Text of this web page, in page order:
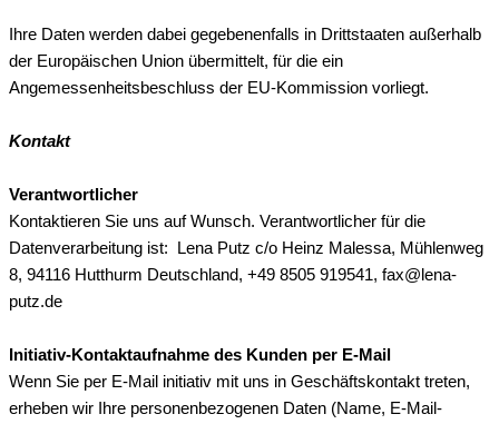
Ihre Daten werden dabei gegebenenfalls in Drittstaaten außerhalb
der Europäischen Union übermittelt, für die ein
Angemessenheitsbeschluss der EU-Kommission vorliegt.
Kontakt
Verantwortlicher
Kontaktieren Sie uns auf Wunsch. Verantwortlicher für die
Datenverarbeitung ist: Lena Putz c/o Heinz Malessa, Mühlenweg
8, 94116 Hutthurm Deutschland, +49 8505 919541, fax@lena-
putz.de
Initiativ-Kontaktaufnahme des Kunden per E-Mail
Wenn Sie per E-Mail initiativ mit uns in Geschäftskontakt treten,
erheben wir Ihre personenbezogenen Daten (Name, E-Mail-